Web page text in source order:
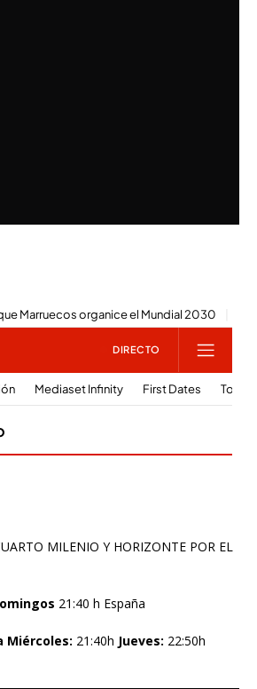
MILENIO Y HORIZONTE POR EL
21:40 h España
Miércoles: 21:40h Jueves: 22:50h